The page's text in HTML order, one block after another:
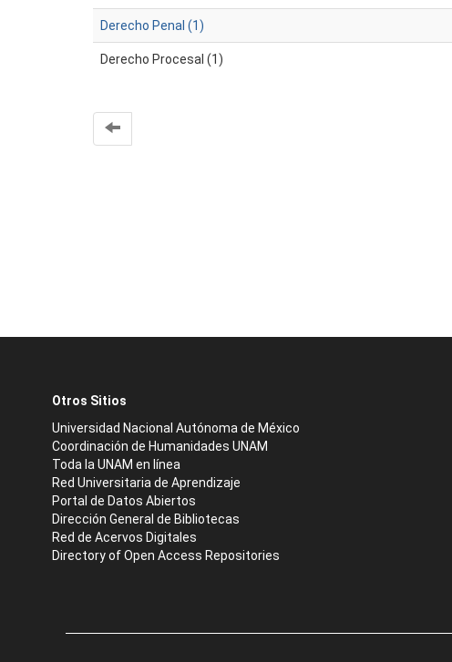
Derecho Penal (1)
Derecho Procesal (1)
Otros Sitios
Universidad Nacional Autónoma de México
Coordinación de Humanidades UNAM
Toda la UNAM en línea
Red Universitaria de Aprendizaje
Portal de Datos Abiertos
Dirección General de Bibliotecas
Red de Acervos Digitales
Directory of Open Access Repositories